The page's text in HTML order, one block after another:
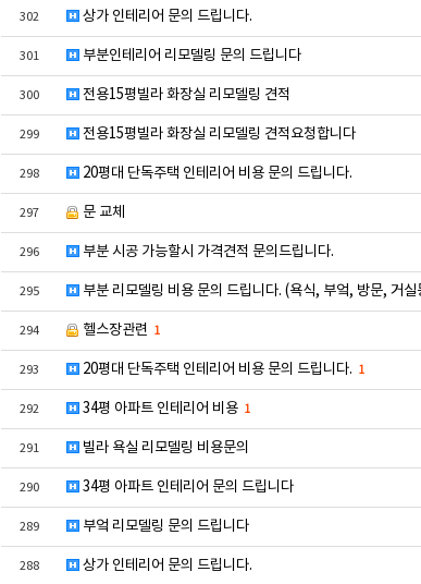
302 상가 인테리어 문의 드립니다.
301 부분인테리어 리모델링 문의 드립니다
300 전용15평빌라 화장실 리모델링 견적
299 전용15평빌라 화장실 리모델링 견적요청합니다
298 20평대 단독주택 인테리어 비용 문의 드립니다.
297 문 교체
296 부분 시공 가능할시 가격견적 문의드립니다.
295 부분 리모델링 비용 문의 드립니다. (욕식, 부엌, 방문, 거실
294 헬스장관련 1
293 20평대 단독주택 인테리어 비용 문의 드립니다. 1
292 34평 아파트 인테리어 비용 1
291 빌라 욕실 리모델링 비용문의
290 34평 아파트 인테리어 문의 드립니다
289 부엌 리모델링 문의 드립니다
288 상가 인테리어 문의 드립니다.